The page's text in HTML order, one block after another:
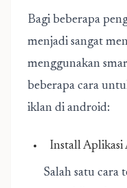
Bagi beberapa
menjadi sangat
menggunakan
beberapa cara
iklan di android:
Install
Salah satu